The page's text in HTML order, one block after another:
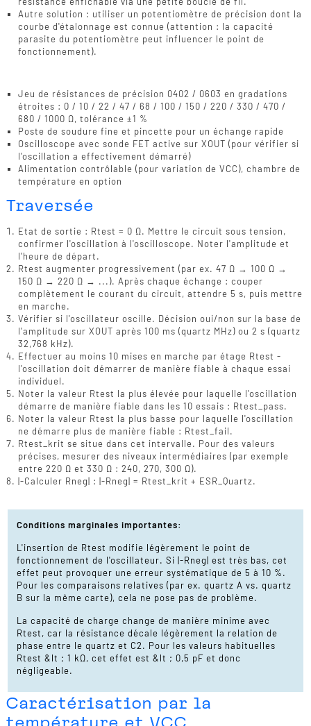
Autre solution : utiliser un potentiomètre de précision dont la
courbe d'étalonnage est connue (attention : la capacité
parasite du potentiomètre peut influencer le point de
fonctionnement).
Jeu de résistances de précision 0402 / 0603 en gradations
étroites : 0 / 10 / 22 / 47 / 68 / 100 / 150 / 220 / 330 / 470 /
680 / 1000 Ω, tolérance ±1 %
Poste de soudure fine et pincette pour un échange rapide
Oscilloscope avec sonde FET active sur XOUT (pour vérifier si
l'oscillation a effectivement démarré)
Alimentation contrôlable (pour variation de VCC), chambre de
température en option
Traversée
Etat de sortie : Rtest = 0 Ω. Mettre le circuit sous tension,
confirmer l'oscillation à l'oscilloscope. Noter l'amplitude et
l'heure de départ.
Rtest augmenter progressivement (par ex. 47 Ω → 100 Ω →
150 Ω → 220 Ω → ...). Après chaque échange : couper
complètement le courant du circuit, attendre 5 s, puis mettre
en marche.
Vérifier si l'oscillateur oscille. Décision oui/non sur la base de
l'amplitude sur XOUT après 100 ms (quartz MHz) ou 2 s (quartz
32,768 kHz).
Effectuer au moins 10 mises en marche par étage Rtest -
l'oscillation doit démarrer de manière fiable à chaque essai
individuel.
Noter la valeur Rtest la plus élevée pour laquelle l'oscillation
démarre de manière fiable dans les 10 essais : Rtest_pass.
Noter la valeur Rtest la plus basse pour laquelle l'oscillation
ne démarre plus de manière fiable : Rtest_fail.
Rtest_krit se situe dans cet intervalle. Pour des valeurs
précises, mesurer des niveaux intermédiaires (par exemple
entre 220 Ω et 330 Ω : 240, 270, 300 Ω).
|-Calculer Rneg| : |-Rneg| = Rtest_krit + ESR_Quartz.
Conditions marginales importantes:
L'insertion de Rtest modifie légèrement le point de
fonctionnement de l'oscillateur. Si |-Rneg| est très bas, cet
effet peut provoquer une erreur systématique de 5 à 10 %.
Pour les comparaisons relatives (par ex. quartz A vs. quartz
B sur la même carte), cela ne pose pas de problème.
La capacité de charge change de manière minime avec
Rtest, car la résistance décale légèrement la relation de
phase entre le quartz et C2. Pour les valeurs habituelles
Rtest &lt ; 1 kΩ, cet effet est &lt ; 0,5 pF et donc
négligeable.
Caractérisation par la